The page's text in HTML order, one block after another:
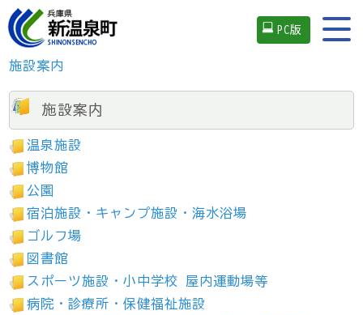
PC版
施設案内
施設案内
温泉施設
博物館
公園
宿泊施設・キャンプ施設・海水浴場
ゴルフ場
図書館
スポーツ施設・小中学校 屋内運動場等
病院・診療所・保健福祉施設